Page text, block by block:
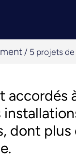
/ 5 projets de
accordés
dont plus